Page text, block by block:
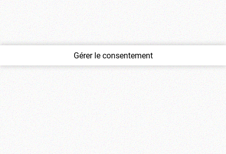
Gérer le consentement